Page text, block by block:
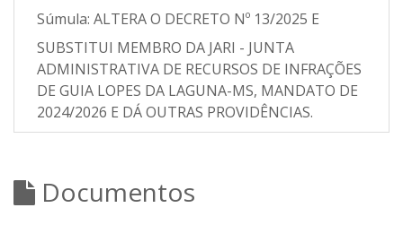
Súmula: ALTERA O DECRETO Nº 13/2025 E
SUBSTITUI MEMBRO DA JARI - JUNTA
ADMINISTRATIVA DE RECURSOS DE INFRAÇÕES
DE GUIA LOPES DA LAGUNA-MS, MANDATO DE
2024/2026 E DÁ OUTRAS PROVIDÊNCIAS.
Documentos